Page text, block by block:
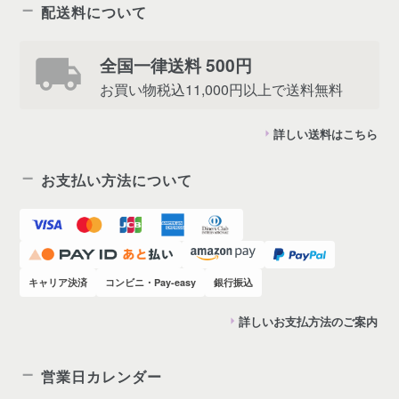
配送料について
全国一律送料 500円
お買い物税込11,000円以上で送料無料
詳しい送料はこちら
お支払い方法について
キャリア決済 コンビニ・Pay-easy 銀行振込
詳しいお支払方法のご案内
営業日カレンダー